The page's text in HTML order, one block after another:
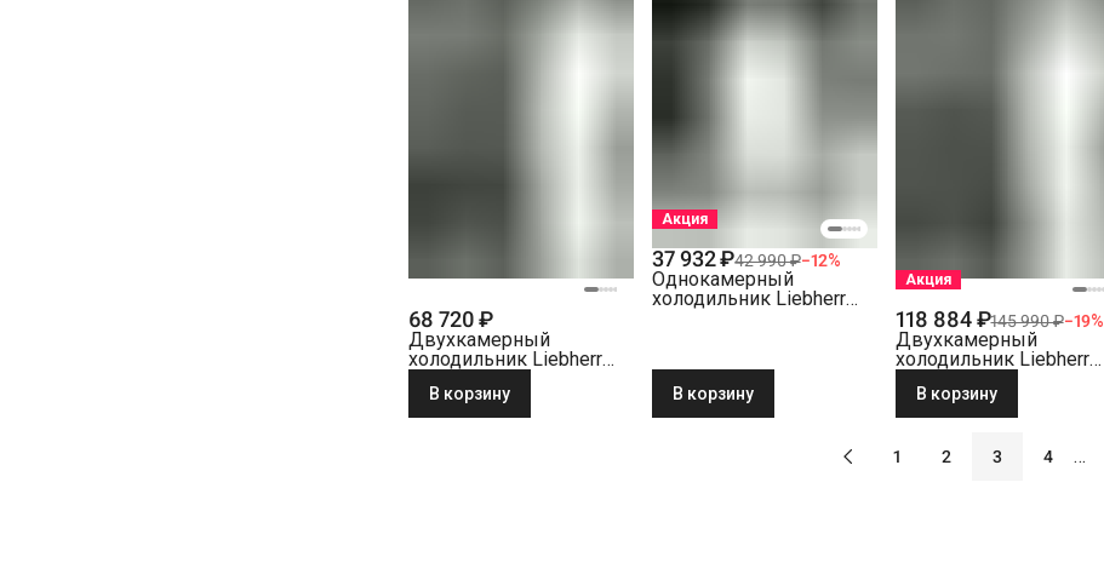
68 720 ₽
Двухкамерный
холодильник Liebherr
В корзину
Акция
37 932 ₽42 990 ₽−12%
Однокамерный
холодильник Liebherr
В корзину
Акция
118 884 ₽145 990 ₽−19%
Двухкамерный
холодильник Liebherr
BioFresh NoFrost белый
В корзину
1 2 3 4 …